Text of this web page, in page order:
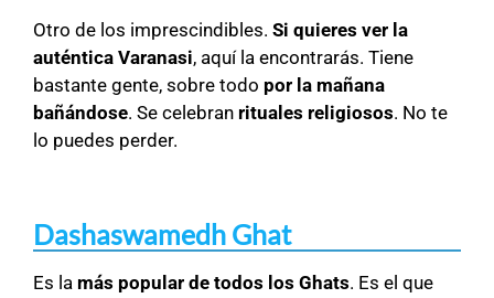
Otro de los imprescindibles. Si quieres ver la
auténtica Varanasi, aquí la encontrarás. Tiene
bastante gente, sobre todo por la mañana
bañándose. Se celebran rituales religiosos. No te
lo puedes perder.
Dashaswamedh Ghat
Es la más popular de todos los Ghats. Es el que